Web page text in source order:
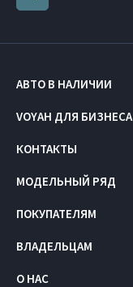
АВТО В НАЛИЧИИ
VOYAH ДЛЯ БИЗНЕСА
КОНТАКТЫ
МОДЕЛЬНЫЙ РЯД
ПОКУПАТЕЛЯМ
ВЛАДЕЛЬЦАМ
О НАС